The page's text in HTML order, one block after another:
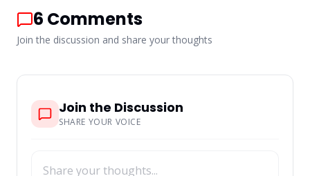
6 Comments
Join the discussion and share your thoughts
Join the Discussion
SHARE YOUR VOICE